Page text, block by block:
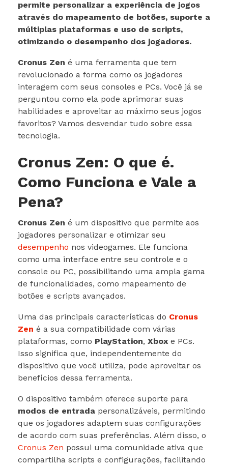
permite personalizar a experiência de jogos
através do mapeamento de botões, suporte a
múltiplas plataformas e uso de scripts,
otimizando o desempenho dos jogadores.
Cronus Zen é uma ferramenta que tem
revolucionado a forma como os jogadores
interagem com seus consoles e PCs. Você já se
perguntou como ela pode aprimorar suas
habilidades e aproveitar ao máximo seus jogos
favoritos? Vamos desvendar tudo sobre essa
tecnologia.
Cronus Zen: O que é.
Como Funciona e Vale a
Pena?
Cronus Zen é um dispositivo que permite aos
jogadores personalizar e otimizar seu
desempenho nos videogames. Ele funciona
como uma interface entre seu controle e o
console ou PC, possibilitando uma ampla gama
de funcionalidades, como mapeamento de
botões e scripts avançados.
Uma das principais características do Cronus
Zen é a sua compatibilidade com várias
plataformas, como PlayStation, Xbox e PCs.
Isso significa que, independentemente do
dispositivo que você utiliza, pode aproveitar os
benefícios dessa ferramenta.
O dispositivo também oferece suporte para
modos de entrada personalizáveis, permitindo
que os jogadores adaptem suas configurações
de acordo com suas preferências. Além disso, o
Cronus Zen possui uma comunidade ativa que
compartilha scripts e configurações, facilitando